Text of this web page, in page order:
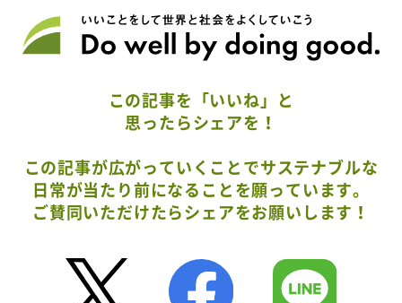
この記事を「いいね」と
思ったらシェアを！
この記事が広がっていくことでサステナブルな
日常が当たり前になることを願っています。
ご賛同いただけたらシェアをお願いします！